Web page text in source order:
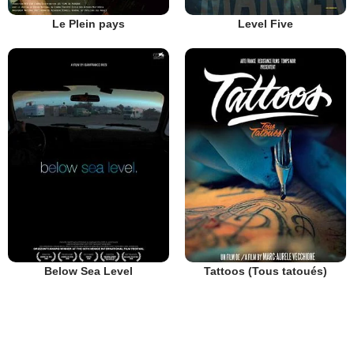
Le Plein pays Level Five
Below Sea Level Tattoos (Tous tatoués)